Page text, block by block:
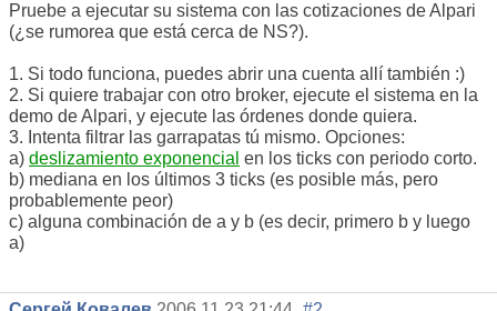
Pruebe a ejecutar su sistema con las cotizaciones de Alpari
(¿se rumorea que está cerca de NS?).
1. Si todo funciona, puedes abrir una cuenta allí también :)
2. Si quiere trabajar con otro broker, ejecute el sistema en la
demo de Alpari, y ejecute las órdenes donde quiera.
3. Intenta filtrar las garrapatas tú mismo. Opciones:
a) deslizamiento exponencial en los ticks con periodo corto.
b) mediana en los últimos 3 ticks (es posible más, pero
probablemente peor)
c) alguna combinación de a y b (es decir, primero b y luego
a)